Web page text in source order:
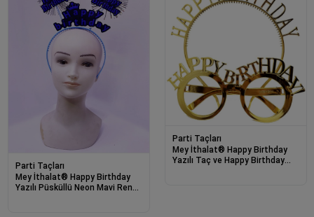
Parti Taçları
Mey İthalat® Happy Birthday
Yazılı Püsküllü Neon Mavi Renk
Parti Taçları
Mey İthalat® Happy Birthday
Yazılı Taç ve Happy Birthday